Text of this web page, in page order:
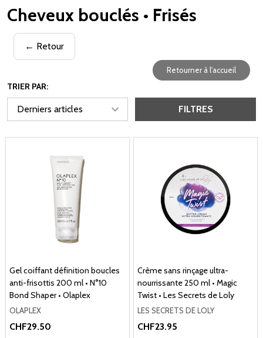
Cheveux bouclés • Frisés
← Retour
Retourner à l'accueil
TRIER PAR:
FILTRES
Gel coiffant définition boucles
anti-frisottis 200 ml • N°10
Bond Shaper • Olaplex
OLAPLEX
CHF29.50
Crème sans rinçage ultra-
nourrissante 250 ml • Magic
Twist • Les Secrets de Loly
LES SECRETS DE LOLY
CHF23.95